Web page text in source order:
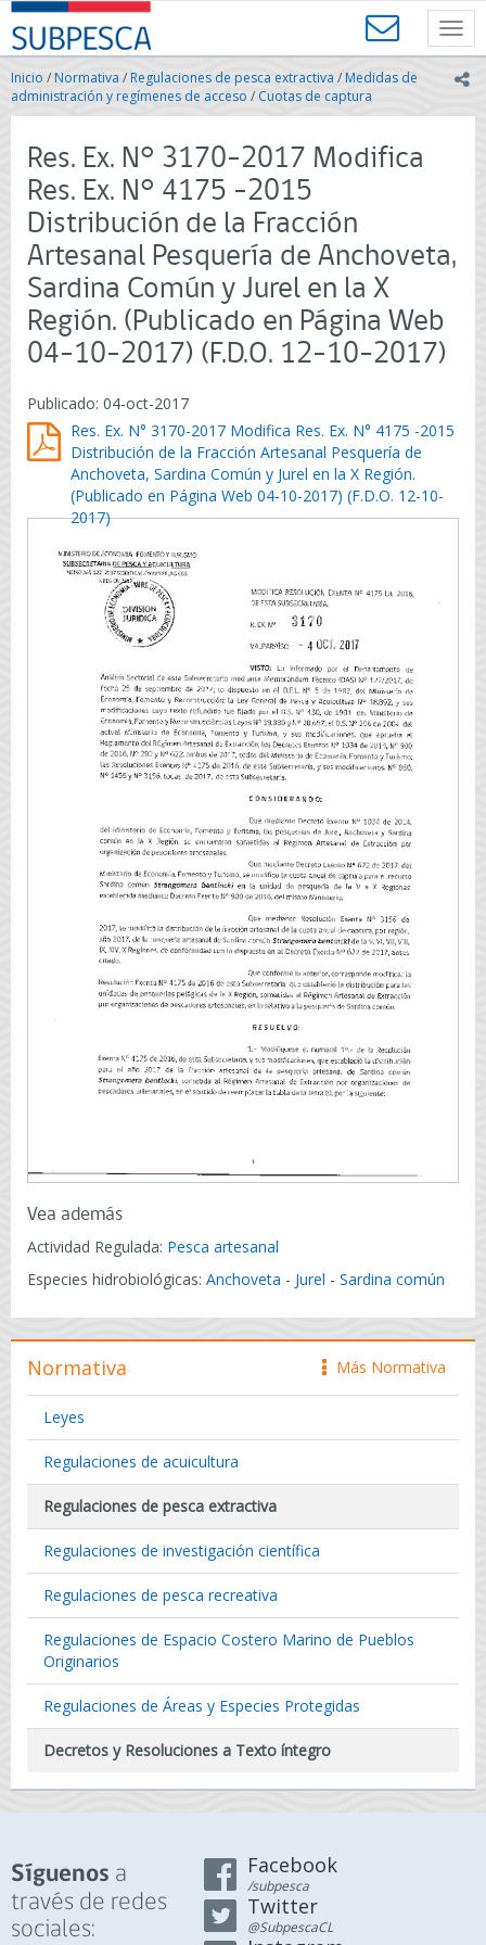
Contenido
principal
SUBPESCA
-
Subsecretaría
de
Pesca
Acuicultura
Gobierno
de
Chile
Inicio /Normativa / Regulaciones de pesca extractiva / Medidas de
administración y regímenes de acceso / Cuotas de captura
Res. Ex. N° 3170-2017 Modifica
Res. Ex. N° 4175 -2015
Distribución de la Fracción
Artesanal Pesquería de Anchoveta,
Sardina Común y Jurel en la X
Región. (Publicado en Página Web
04-10-2017) (F.D.O. 12-10-2017)
Publicado: 04-oct-2017
Res. Ex. N° 3170-2017 Modifica Res. Ex. N° 4175 -2015
Distribución de la Fracción Artesanal Pesquería de
Anchoveta, Sardina Común y Jurel en la X Región.
(Publicado en Página Web 04-10-2017) (F.D.O. 12-10-
2017)
Vea además
Actividad Regulada: Pesca artesanal
Especies hidrobiológicas: Anchoveta - Jurel - Sardina común
icono
Más Normativa
Normativa
Leyes
Regulaciones de acuicultura
Regulaciones de pesca extractiva
Regulaciones de investigación científica
Regulaciones de pesca recreativa
Regulaciones de Espacio Costero Marino de Pueblos
Originarios
Regulaciones de Áreas y Especies Protegidas
Decretos y Resoluciones a Texto íntegro
Síguenos a
través de redes
sociales:
Facebook
/subpesca
Twitter
@SubpescaCL